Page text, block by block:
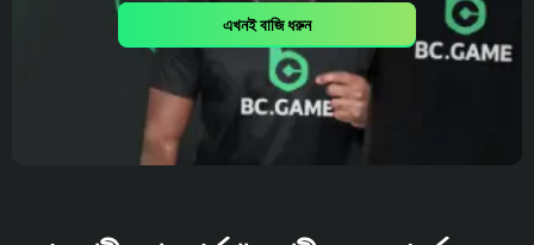
এখনই বাজি ধরুন